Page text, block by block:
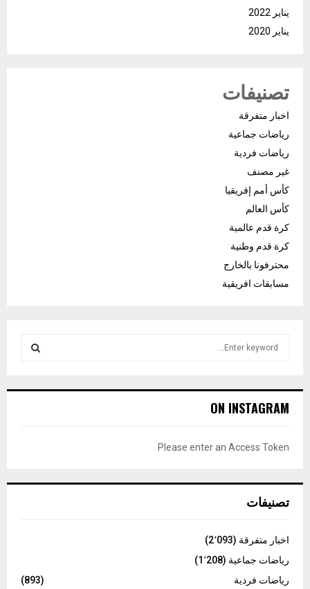
يناير 2022
يناير 2020
تصنيفات
اخبار متفرقة
رياضات جماعية
رياضات فردية
غير مصنف
كأس أمم إفريقيا
كأس العالم
كرة قدم عالمية
كرة قدم وطنية
محترفونا بالخارج
مسابقات افريقية
h
C
ON INSTAGRAM
Please enter an Access Token
تصنيفات
اخبار متفرقة (2٬093)
رياضات جماعية (1٬208)
رياضات فردية
(893)